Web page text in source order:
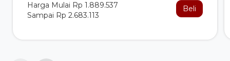
Harga Mulai Rp 1.889.537
Sampai Rp 2.683.113
Beli